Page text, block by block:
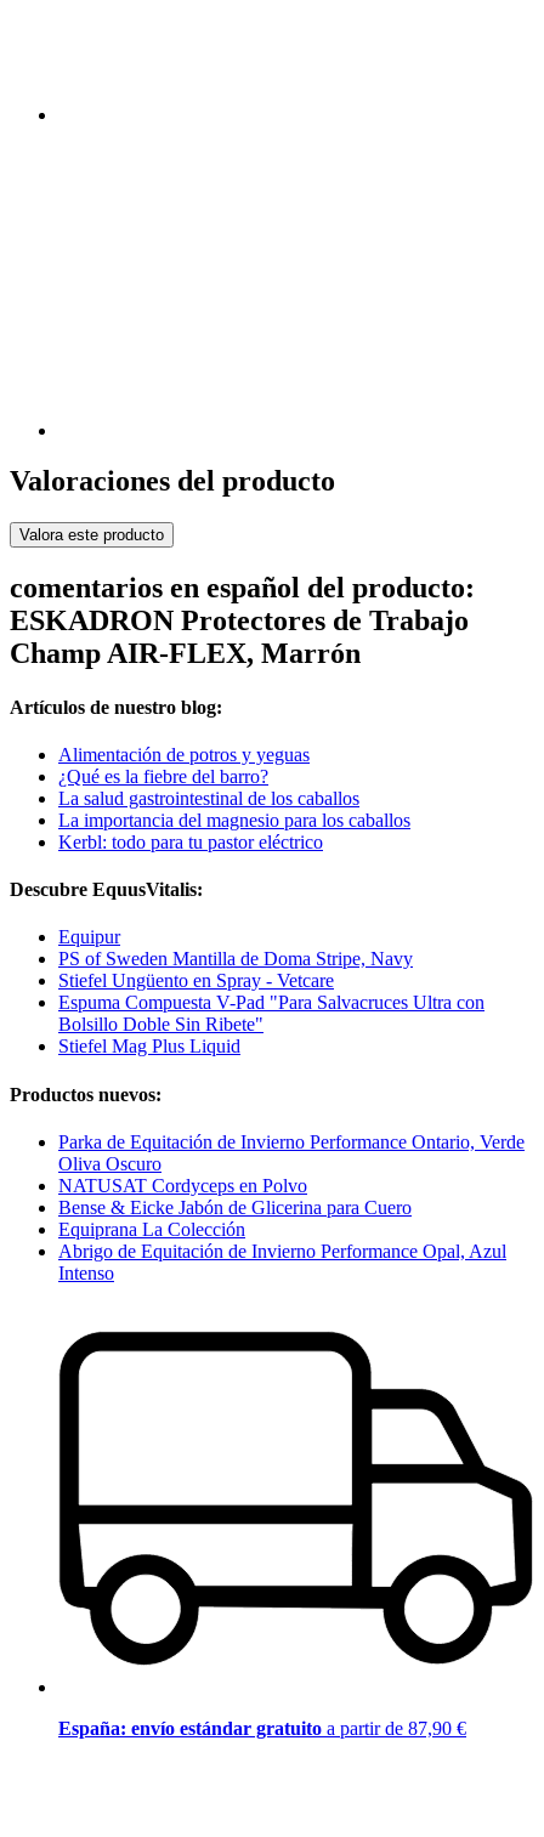
Valoraciones del producto
Valora este producto
comentarios en español del producto:
ESKADRON Protectores de Trabajo
Champ AIR-FLEX, Marrón
Artículos de nuestro blog:
Alimentación de potros y yeguas
¿Qué es la fiebre del barro?
La salud gastrointestinal de los caballos
La importancia del magnesio para los caballos
Kerbl: todo para tu pastor eléctrico
Descubre EquusVitalis:
Equipur
PS of Sweden Mantilla de Doma Stripe, Navy
Stiefel Ungüento en Spray - Vetcare
Espuma Compuesta V-Pad "Para Salvacruces Ultra con
Bolsillo Doble Sin Ribete"
Stiefel Mag Plus Liquid
Productos nuevos:
Parka de Equitación de Invierno Performance Ontario, Verde
Oliva Oscuro
NATUSAT Cordyceps en Polvo
Bense & Eicke Jabón de Glicerina para Cuero
Equiprana La Colección
Abrigo de Equitación de Invierno Performance Opal, Azul
Intenso
España: envío estándar gratuito a partir de 87,90 €